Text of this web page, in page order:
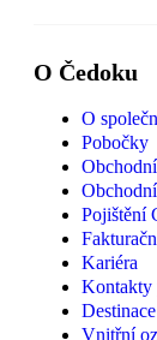
O Čedoku
O
Pobočky
Pojištění
Kariéra
Kontakty
Destinace
Vnitřní